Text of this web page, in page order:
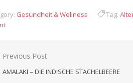
Gesundheit & Wellness Tag:
Previous Post
AMALAKI – DIE INDISCHE STACHELBEERE